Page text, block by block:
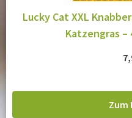
Lucky Cat XXL
Katzengras –
Zum